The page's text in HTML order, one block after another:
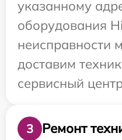
указанному
оборудования
неисправности
доставим
сервисный
3
Ремонт